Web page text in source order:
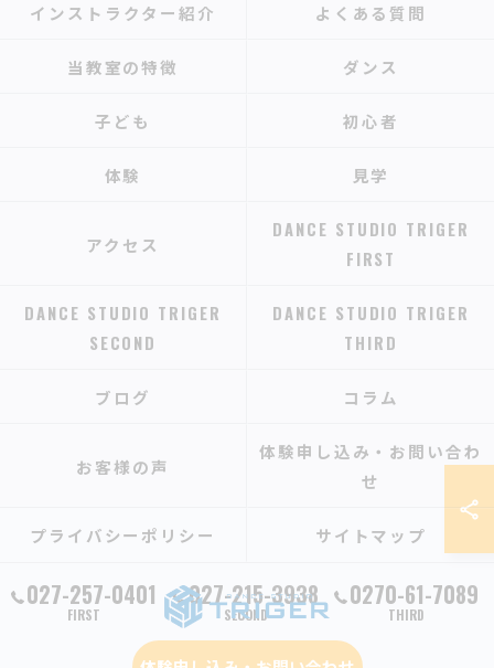
027-257-0401
FIRST
027-215-3938
SECOND
0270-61-7089
THIRD
インストラクター紹介 よくある質問
当教室の特徴 ダンス
子ども 初心者
体験 見学
アクセス
DANCE STUDIO TRIGER
FIRST
DANCE STUDIO TRIGER
SECOND
DANCE STUDIO TRIGER
THIRD
ブログ コラム
お客様の声
体験申し込み・お問い合わ
せ
プライバシーポリシー サイトマップ